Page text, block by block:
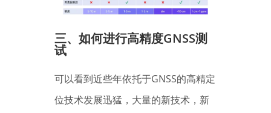
三、 如何进行高精度GNSS测
试
可以看到近些年依托于GNSS的高精定
位技术发展迅猛，大量的新技术，新